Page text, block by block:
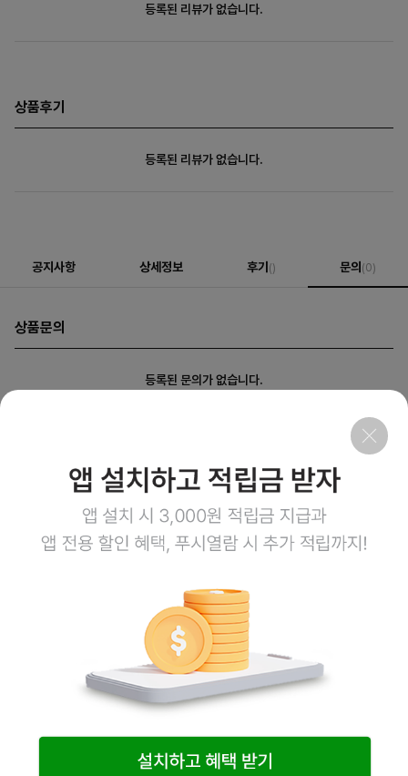
등록된 리뷰가 없습니다.
상품후기
등록된 리뷰가 없습니다.
공지사항 상세정보 후기() 문의(0)
상품문의
등록된 문의가 없습니다.
주식회사 엠오유통 사업자정보
평일 08:00~17:00
토요일 08:00~12:00